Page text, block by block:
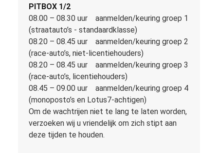
PITBOX 1/2
08.00 – 08.30 uur aanmelden/keuring groep 1
(straatauto’s - standaardklasse)
08.20 – 08.45 uur aanmelden/keuring groep 2
(race-auto’s, niet-licentiehouders)
08.20 – 08.45 uur aanmelden/keuring groep 3
(race-auto’s, licentiehouders)
08.45 – 09.00 uur aanmelden/keuring groep 4
(monoposto’s en Lotus7-achtigen)
Om de wachtrijen niet te lang te laten worden,
verzoeken wij u vriendelijk om zich stipt aan
deze tijden te houden.